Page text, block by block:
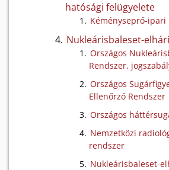
hatósági felügyelete
Kéményseprő-
Nukleárisbaleset-
Országos
Rendszer,
Országos
Ellenőrző Rendszer
Országos
Nemzetközi
rendszer
Nukleárisbaleset-